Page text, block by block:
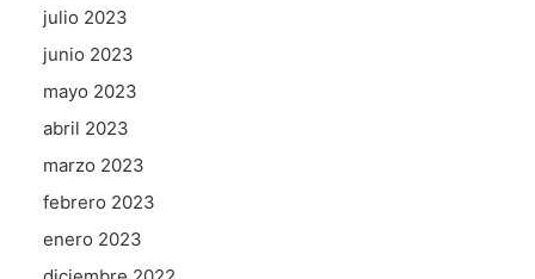
julio 2023
junio 2023
mayo 2023
abril 2023
marzo 2023
febrero 2023
enero 2023